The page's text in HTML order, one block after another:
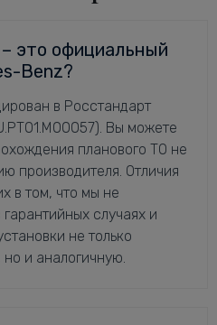
это официальный
Benz?
в Росстандарт
Вы можете
планового ТО не
производителя. Отличия
в том, что мы не
случаях и
не только
но и аналогичную.